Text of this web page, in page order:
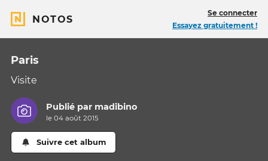
NOTOS
Se connecter
Essayez gratuitement !
Paris
Visite
Publié par madibino
le 04 août 2015
Suivre cet album